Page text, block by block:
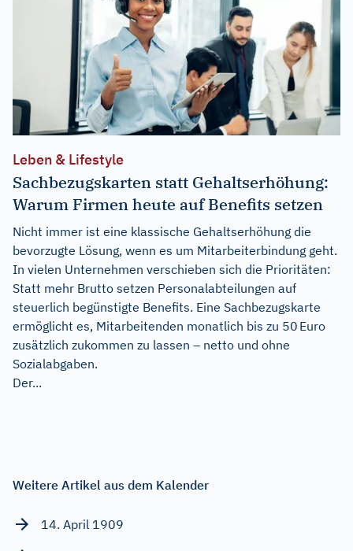
Leben & Lifestyle
Sachbezugskarten statt Gehaltserhöhung:
Warum Firmen heute auf Benefits setzen
Nicht immer ist eine klassische Gehaltserhöhung die
bevorzugte Lösung, wenn es um Mitarbeiterbindung geht.
In vielen Unternehmen verschieben sich die Prioritäten:
Statt mehr Brutto setzen Personalabteilungen auf
steuerlich begünstigte Benefits. Eine Sachbezugskarte
ermöglicht es, Mitarbeitenden monatlich bis zu 50 Euro
zusätzlich zukommen zu lassen – netto und ohne
Sozialabgaben.
Der...
Weitere Artikel aus dem Kalender
14. April 1909